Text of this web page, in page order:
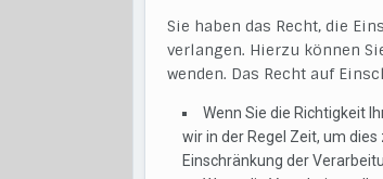
Sie haben das Recht, die
verlangen. Hierzu können
wenden. Das Recht auf
Wenn Sie die Richtigkeit
wir in der Regel Zeit, um
Einschränkung der